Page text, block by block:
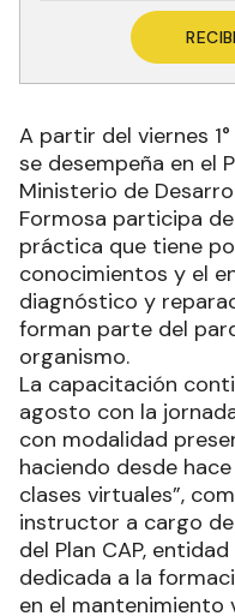
A partir del viernes
se desempeña en el
Ministerio de
Formosa participa
práctica que tiene
conocimientos y el
diagnóstico y
forman parte del
organismo.
La capacitación
agosto con la
con modalidad
haciendo desde
clases virtuales”,
instructor a cargo
del Plan CAP,
dedicada a la
en el mantenimiento